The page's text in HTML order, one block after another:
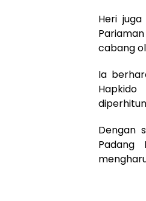
Heri
cabang
Ia
Dengan
Padang